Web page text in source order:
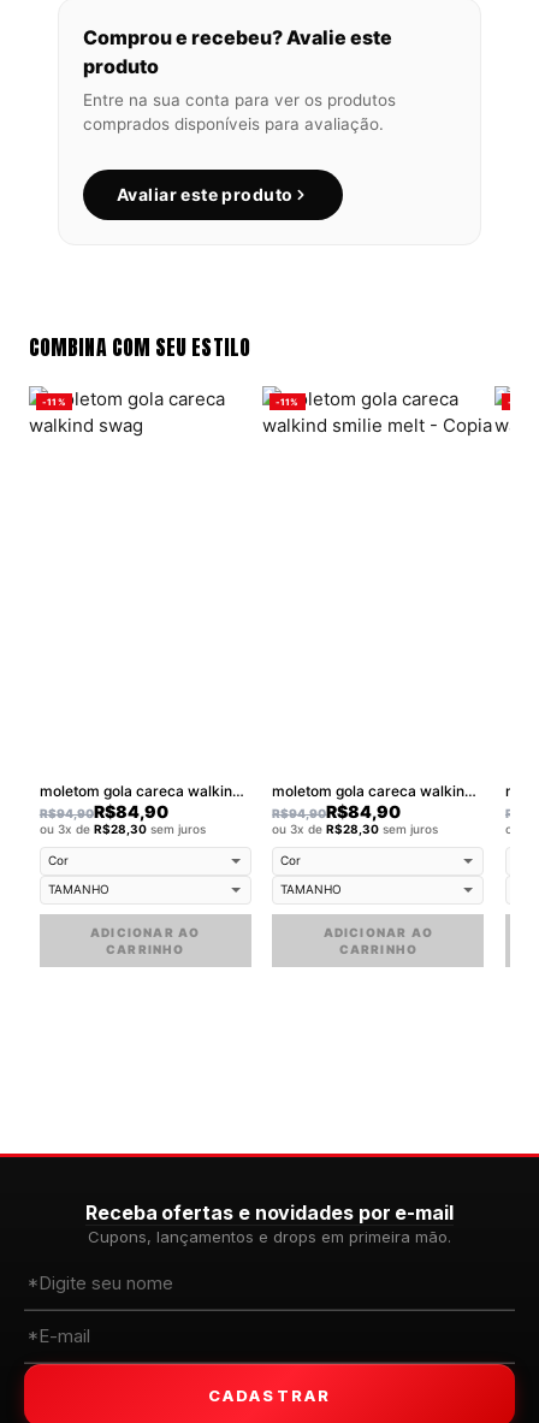
Comprou e recebeu? Avalie este
produto
Entre na sua conta para ver os produtos
comprados disponíveis para avaliação.
Avaliar este produto
COMBINA COM SEU ESTILO
-11%
moletom gola careca walkind swag
R$94,90R$84,90
ou 3x de R$28,30sem juros
ADICIONAR AO
CARRINHO
-11%
moletom gola careca walkind smilie melt - Copia
R$94,90R$84,90
ou 3x deR$28,30 sem juros
ADICIONAR AO
CARRINHO
-11%
R$
ou
Receba ofertas e novidades por e-mail
Cupons, lançamentos e drops em primeira mão.
CADASTRAR